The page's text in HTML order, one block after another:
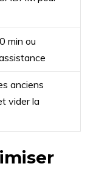
min ou
anciens
vider la